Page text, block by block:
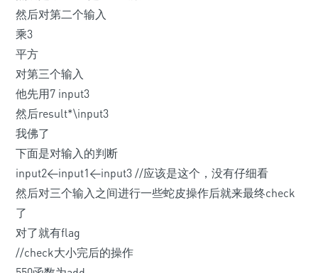
然后对第二个输入
乘3
平方
对第三个输入
他先用7 input3
然后result*\input3
我佛了
下面是对输入的判断
input2<input1<input3 //应该是这个，没有仔细看
然后对三个输入之间进行一些蛇皮操作后就来最终check
了
对了就有flag
//check大小完后的操作